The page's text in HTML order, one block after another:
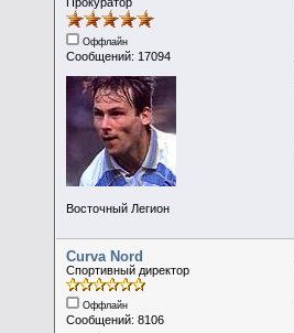
Оффлайн
Сообщений: 17094
Восточный Легион
Curva Nord
Спортивный директор
Оффлайн
Сообщений: 8106